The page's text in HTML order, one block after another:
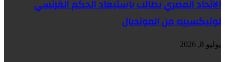
الاتحاد المصري يطالب باستبعاد الحكم الفرنسي
لوتيكسييه من المونديال
يوليو 8, 2026